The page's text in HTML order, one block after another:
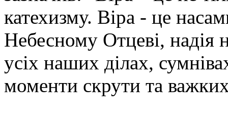
катехизму. Віра - це
Небесному Отцеві, надія
усіх наших ділах,
моменти скрути та